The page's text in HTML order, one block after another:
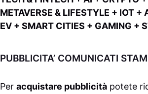
METAVERSE & LIFESTYLE + IOT +
EV + SMART CITIES + GAMING +
PUBBLICITA’ COMUNICATI
Per acquistare pubblicità potete